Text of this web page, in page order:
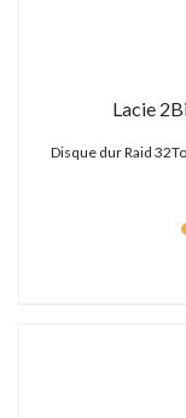
Lacie
Disque dur Raid